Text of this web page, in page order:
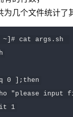
几个文件统计了
~]# cat args . sh
0 ];then
"please input
1